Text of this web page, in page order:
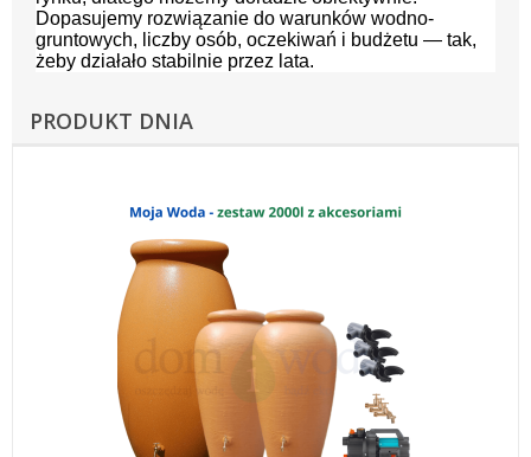
Dopasujemy rozwiązanie do warunków wodno-
gruntowych, liczby osób, oczekiwań i budżetu — tak,
żeby działało stabilnie przez lata.
PRODUKT DNIA